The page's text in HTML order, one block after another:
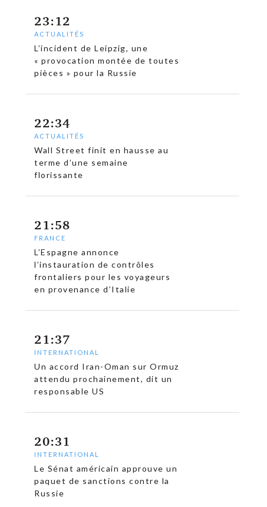
23:12
ACTUALITÉS
L’incident de Leipzig, une
« provocation montée de toutes
pièces » pour la Russie
22:34
ACTUALITÉS
Wall Street finit en hausse au
terme d’une semaine
florissante
21:58
FRANCE
L’Espagne annonce
l’instauration de contrôles
frontaliers pour les voyageurs
en provenance d’Italie
21:37
INTERNATIONAL
Un accord Iran-Oman sur Ormuz
attendu prochainement, dit un
responsable US
20:31
INTERNATIONAL
Le Sénat américain approuve un
paquet de sanctions contre la
Russie